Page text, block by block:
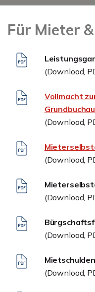
Für Mieter
(Download,
Vollmacht
(Download,
(Download,
(Download,
(Download,
(Download,